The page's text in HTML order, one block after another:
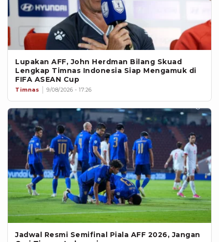
Lupakan AFF, John Herdman Bilang Skuad
Lengkap Timnas Indonesia Siap Mengamuk di
FIFA ASEAN Cup
Timnas 9/08/2026 - 17:26
Jadwal Resmi Semifinal Piala AFF 2026, Jangan